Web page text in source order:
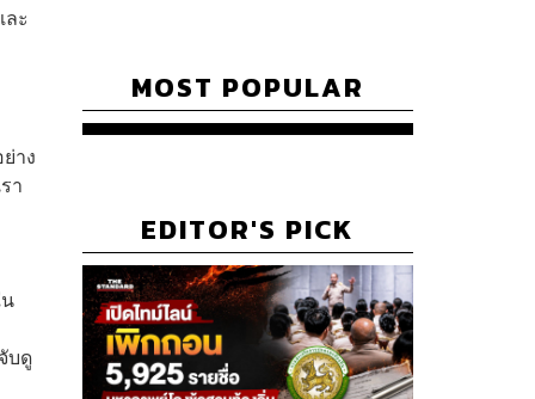
ะ
าง
า
บดู
MOST POPULAR
EDITOR'S PICK